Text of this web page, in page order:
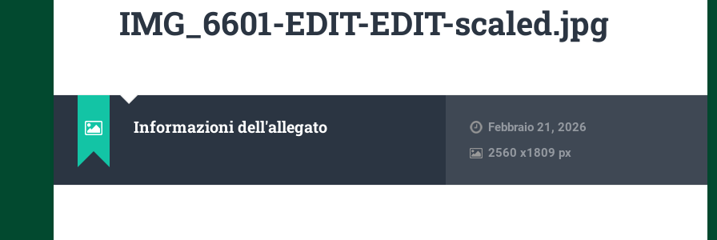
IMG_6601-EDIT-EDIT-scaled.jpg
Informazioni dell'allegato
Febbraio 21, 2026
2560x1809 px